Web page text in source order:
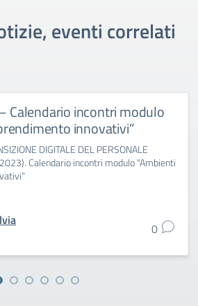
eventi correlati
Calendario incontri modulo
innovativi”
DIGITALE DEL PERSONALE
Calendario incontri modulo "Ambienti
0